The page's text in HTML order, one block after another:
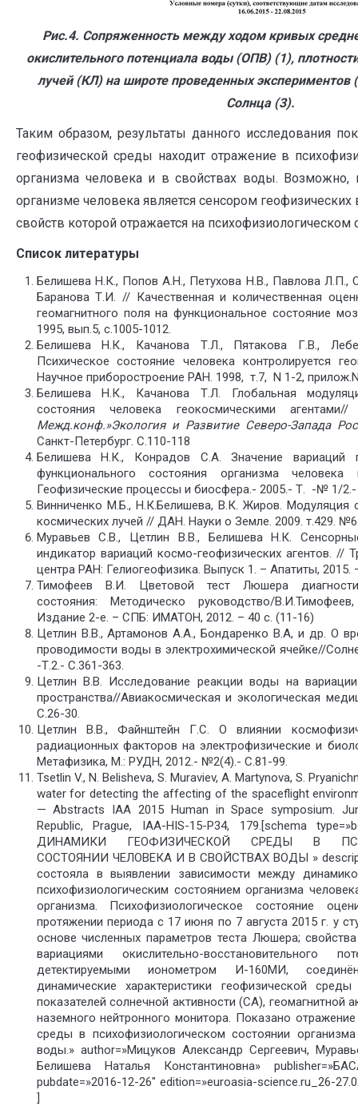
Рис.4. Сопряженность между ходом кривых
окислительного потенциала воды (ОПВ) (1),
лучей (КЛ) на широте проведенных экспериментов
Солнца (3).
Таким образом, результаты данного исследования
геофизической среды находит отражение в
организма человека и в свойствах воды. Возможно,
организме человека является сенсором
свойств которой отражается на психофизиологическом
Список литературы
Белишева Н.К., Попов А.Н., Петухова Н.В., Павлова Л.П.,
Баранова Т.И. // Качественная и количественная
геомагнитного поля на функциональное состояние
1995, вып.5, с.1005-1012.
Белишева Н.К., Качанова Т.Л., Пятакова Г.В.,
Психическое состояние человека контролируется
Научное приборостроение РАН. 1998, т.7, N 1-2,
Белишева Н.К., Качанова Т.Л. Глобальная
состояния человека геокосмическими
Межд.конф.»Экология и Развитие Северо-Запада
Санкт-Петербург. С.110-118
Белишева Н.К., Конрадов С.А. Значение вариаций
функционального состояния организма
Геофизические процессы и биосфера.- 2005.- Т. -№ 1/2.-
Винниченко М.Б., Н.К.Белишева, В.К. Жиров. Модуляция
космических лучей // ДАН. Науки о Земле. 2009. т.429.
Муравьев С.В., Цетлин В.В., Белишева Н.К.
индикатор вариаций космо-геофизических агентов. //
центра РАН: Гелиогеофизика. Выпуск 1. – Апатиты,
Тимофеев В.И. Цветовой тест Люшера
состояния: Методическо руководство/
Издание 2-е. – СПБ: ИМАТОН, 2012. – 40 с. (11-16)
Цетлин В.В., Артамонов А.А., Бондаренко В.А, и др. О
проводимости воды в электрохимической ячейке//
-Т.2.- С.361-363.
Цетлин В.В. Исследование реакции воды на
пространства//Авиакосмическая и экологическая
С.26-30.
Цетлин В.В., Файнштейн Г.С. О влиянии
радиационных факторов на электрофизические и
Метафизика, М.: РУДН, 2012.- №2(4).- С.81-99.
Tsetlin V., N. Belisheva, S. Muraviev, A. Martynova, S.
water for detecting the affecting of the spaceflight
— Abstracts IAA 2015 Human in Space symposium.
Republic, Prague, IAA-HIS-15-P34, 179.[schema
ДИНАМИКИ ГЕОФИЗИЧЕСКОЙ СРЕДЫ В
СОСТОЯНИИ ЧЕЛОВЕКА И В СВОЙСТВАХ ВОДЫ »
состояла в выявлении зависимости между
психофизиологическим состоянием организма
организма. Психофизиологическое состояние
протяжении периода с 17 июня по 7 августа 2015 г. у
основе численных параметров теста Люшера;
вариациями окислительно-восстановительного
детектируемыми ионометром И-160МИ,
динамические характеристики геофизической
показателей солнечной активности (СА), геомагнитной
наземного нейтронного монитора. Показано
среды в психофизиологическом состоянии
воды.» author=»Мицуков Александр Сергеевич,
Белишева Наталья Константиновна»
pubdate=»2016-12-26″ edition=»euroasia-science.ru_26-
]